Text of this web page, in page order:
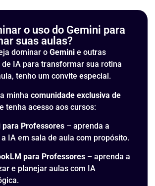
o uso do Gemini para
suas aulas?
dominar o Gemini e outras
IA para transformar sua rotina
tenho um convite especial.
minha comunidade exclusiva de
e tenha acesso aos cursos:
para Professores – aprenda a
IA em sala de aula com propósito.
para Professores – aprenda a
e planejar aulas com IA